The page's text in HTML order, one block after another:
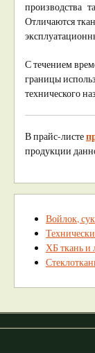
производства
Отличаются
С течением
границы
технического
В прайс-листе
продукции
Войлок,
ХБ ткань и